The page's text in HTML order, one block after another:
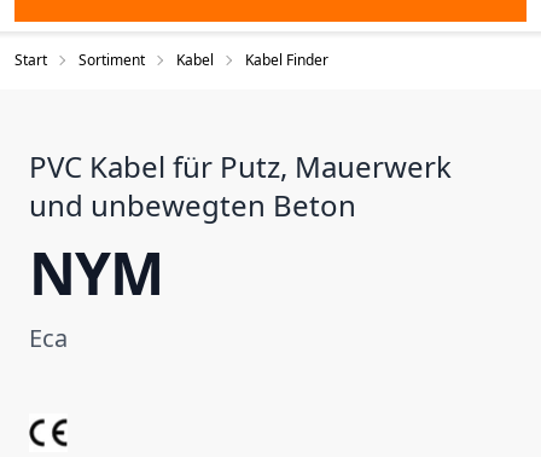
Start Sortiment Kabel Kabel Finder
PVC Kabel für Putz, Mauerwerk
und unbewegten Beton
NYM
Eca